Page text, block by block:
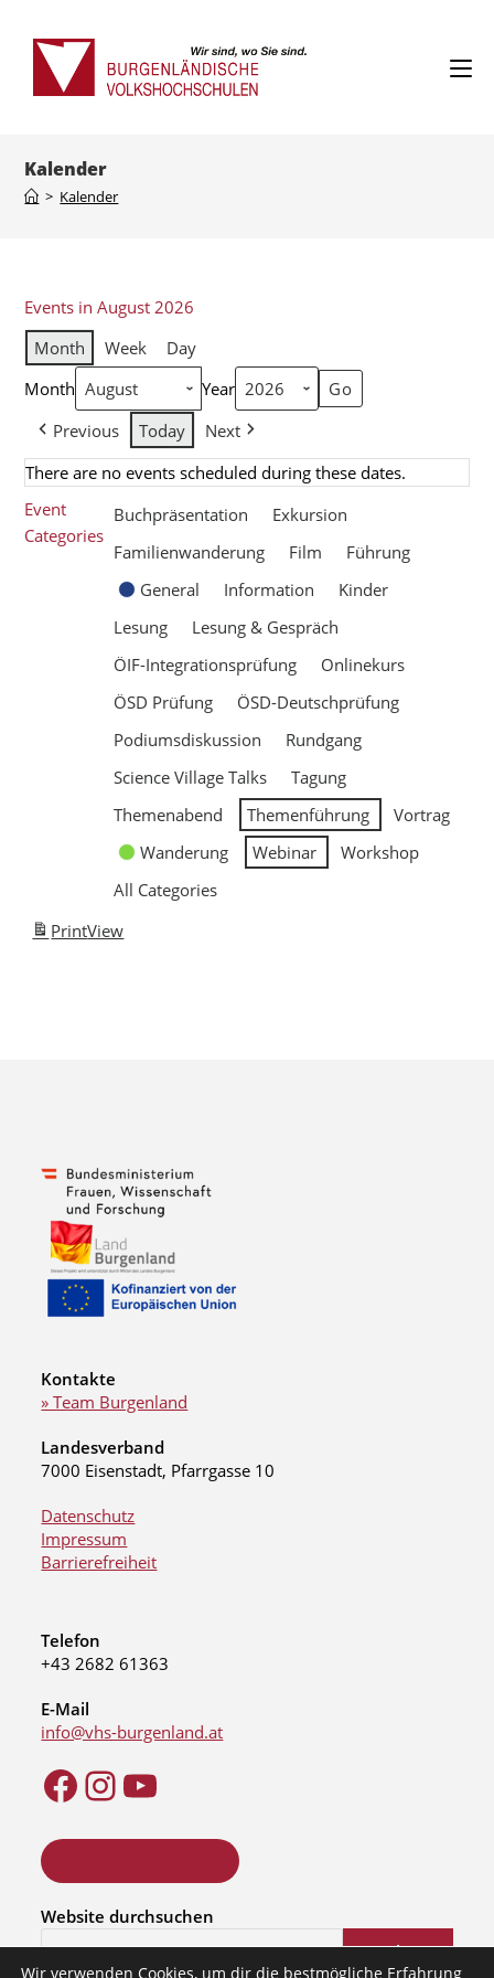
Kalender
> Kalender
Events in August 2026
Month
Week
Day
Month
Year
Previous
Today
Next
There are no events scheduled during these dates.
Event
Categories
Buchpräsentation
Exkursion
Familienwanderung
Film
Führung
General
Information
Kinder
Lesung
Lesung & Gespräch
ÖIF-Integrationsprüfung
Onlinekurs
ÖSD Prüfung
ÖSD-Deutschprüfung
Podiumsdiskussion
Rundgang
Science Village Talks
Tagung
Themenabend
Themenführung
Vortrag
Wanderung
Webinar
Workshop
All Categories
PrintView
Kontakte
» Team Burgenland
Landesverband
7000 Eisenstadt, Pfarrgasse 10
Datenschutz
Impressum
Barrierefreiheit
Telefon
+43 2682 61363
E-Mail
info@vhs-burgenland.at
Website durchsuchen
Suchen
Wir verwenden Cookies, um dir die bestmögliche Erfahrung